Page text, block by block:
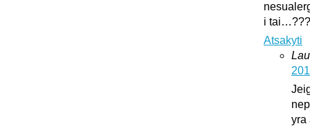
i tai…???
Atsakyti
yra